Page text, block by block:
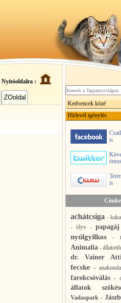
Nyitóoldalra :
ZOoldal
Kedvencek közé
Hírlevél igénylés
is
is
achátcsiga -
-ölyv - papagáj
nyúlgyilkos -
Animalia -
dr. Vainer
fecske - anakonda
farokcsóválás -
állatok
Vadaspark -